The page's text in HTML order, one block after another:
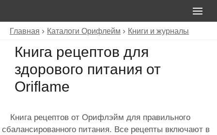
Главная Каталоги Орифлейм Книги и журналы
Книга рецептов для
здорового питания от
Oriflame
Книга рецептов от Орифлэйм для правильного
сбалансированного питания. Все рецепты включают в